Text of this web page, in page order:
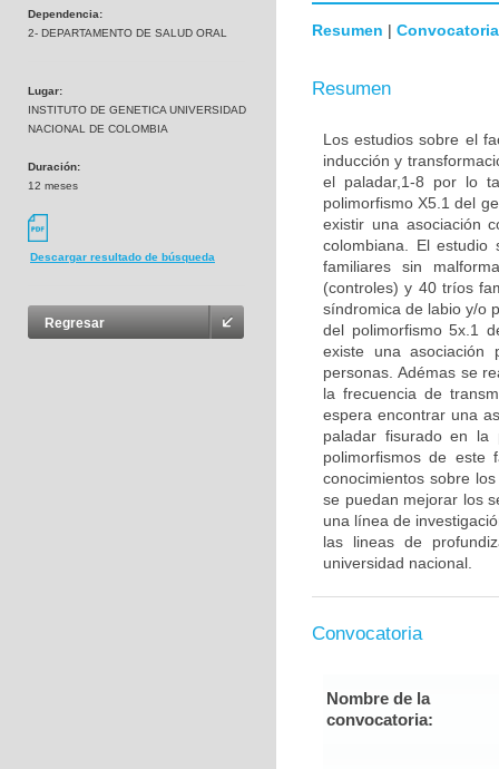
Dependencia:
2- DEPARTAMENTO DE SALUD ORAL
Lugar:
INSTITUTO DE GENETICA UNIVERSIDAD
NACIONAL DE COLOMBIA
Duración:
12 meses
Descargar resultado de búsqueda
Regresar
Resumen | Convocatoria
Resumen
Los estudios sobre el
inducción y
el paladar,1-8 por lo
polimorfismo X5.1 del
existir una asociación
colombiana. El
familiares sin
(controles) y 40 tríos
síndromica de labio y/o
del polimorfismo 5x.1
existe una asociación
personas. Adémas se
la frecuencia de
espera encontrar una
paladar fisurado en la
polimorfismos de este
conocimientos sobre
se puedan mejorar los
una línea de
las lineas de
universidad nacional.
Convocatoria
Nombre de la
convocatoria: